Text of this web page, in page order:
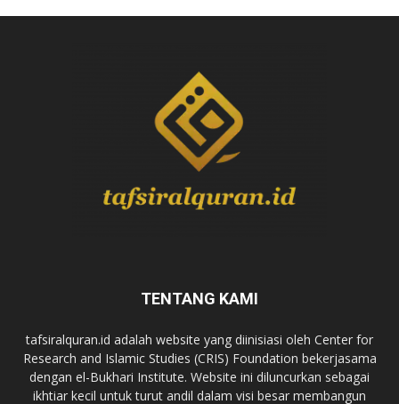
TENTANG KAMI
tafsiralquran.id adalah website yang diinisiasi oleh Center for
Research and Islamic Studies (CRIS) Foundation bekerjasama
dengan el-Bukhari Institute. Website ini diluncurkan sebagai
ikhtiar kecil untuk turut andil dalam visi besar membangun